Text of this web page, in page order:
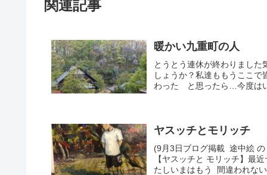
関連記事
暖かい九重町の人
とうとう連休が終わりまし
しょうか？私達ももうここ
わった と思ったら…今度は
ヤスッチとモリッチ
(9月3日ブログ掲載 途中絵 の
【ヤスッチと モリッチ】最
たしいまはもう 間違われない